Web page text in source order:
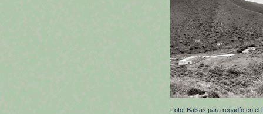
Foto: Balsas para regadío en el